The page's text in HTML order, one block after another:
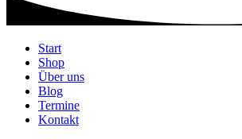
Start
Shop
Über uns
Blog
Termine
Kontakt